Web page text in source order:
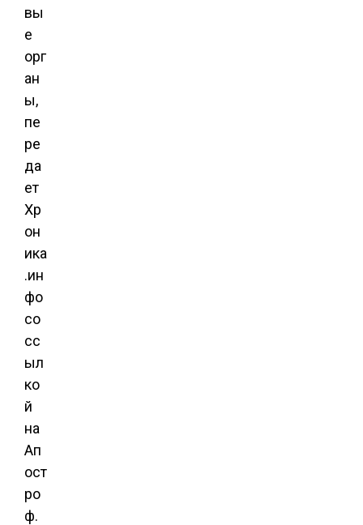
вы
е
орг
ан
ы,
пе
ре
да
ет
Хр
он
ика
.ин
фо
со
сс
ыл
ко
й
на
Ап
ост
ро
ф.